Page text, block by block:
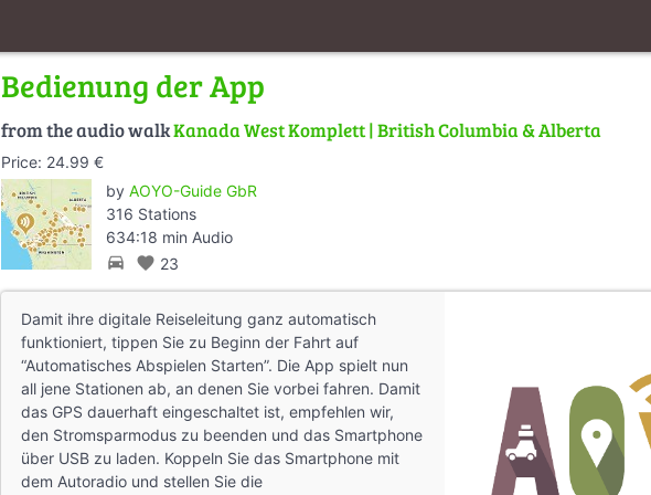
Bedienung der App
from the audio walkKanada West Komplett | British Columbia & Alberta
Price: 24.99 €
by AOYO-Guide GbR
316 Stations
634:18 min Audio
directions_car favorite 23
Damit ihre digitale Reiseleitung ganz automatisch
funktioniert, tippen Sie zu Beginn der Fahrt auf
“Automatisches Abspielen Starten”. Die App spielt nun
all jene Stationen ab, an denen Sie vorbei fahren. Damit
das GPS dauerhaft eingeschaltet ist, empfehlen wir,
den Stromsparmodus zu beenden und das Smartphone
über USB zu laden. Koppeln Sie das Smartphone mit
dem Autoradio und stellen Sie die